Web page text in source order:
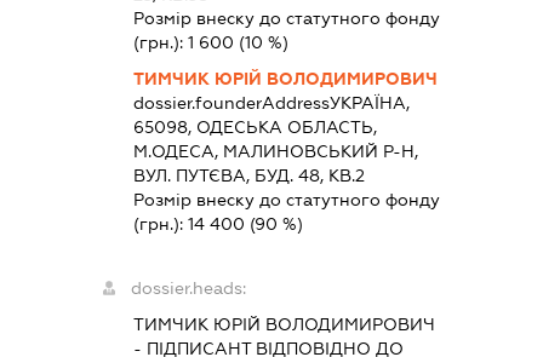
Розмір внеску до статутного фонду
(грн.): 1 600 (10 %)
ТИМЧИК ЮРІЙ ВОЛОДИМИРОВИЧ
dossier.founderAddressУКРАЇНА,
65098, ОДЕСЬКА ОБЛАСТЬ,
М.ОДЕСА, МАЛИНОВСЬКИЙ Р-Н,
ВУЛ. ПУТЄВА, БУД. 48, КВ.2
Розмір внеску до статутного фонду
(грн.): 14 400 (90 %)
dossier.heads:
ТИМЧИК ЮРІЙ ВОЛОДИМИРОВИЧ
- ПІДПИСАНТВІДПОВІДНО ДО